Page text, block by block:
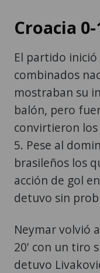
Croacia
El partido
combinados
mostraban su
balón, pero
convirtieron
5. Pese al
brasileños los
acción de gol
detuvo sin
Neymar volvió
20' con un tiro
detuvo